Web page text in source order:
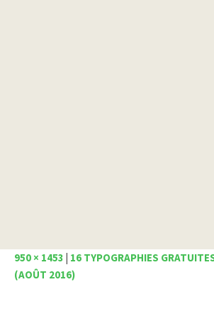
950 × 1453 16 TYPOGRAPHIES
(AOÛT 2016)